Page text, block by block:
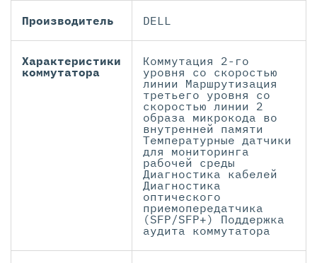
Производитель DELL
Характеристики
коммутатора
Коммутация 2-го
уровня со скоростью
линии Маршрутизация
третьего уровня со
скоростью линии 2
образа микрокода во
внутренней памяти
Температурные датчики
для мониторинга
рабочей среды
Диагностика кабелей
Диагностика
оптического
приемопередатчика
(SFP/SFP+) Поддержка
аудита коммутатора